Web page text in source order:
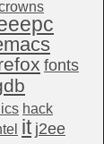
fonts
hack
it j2ee